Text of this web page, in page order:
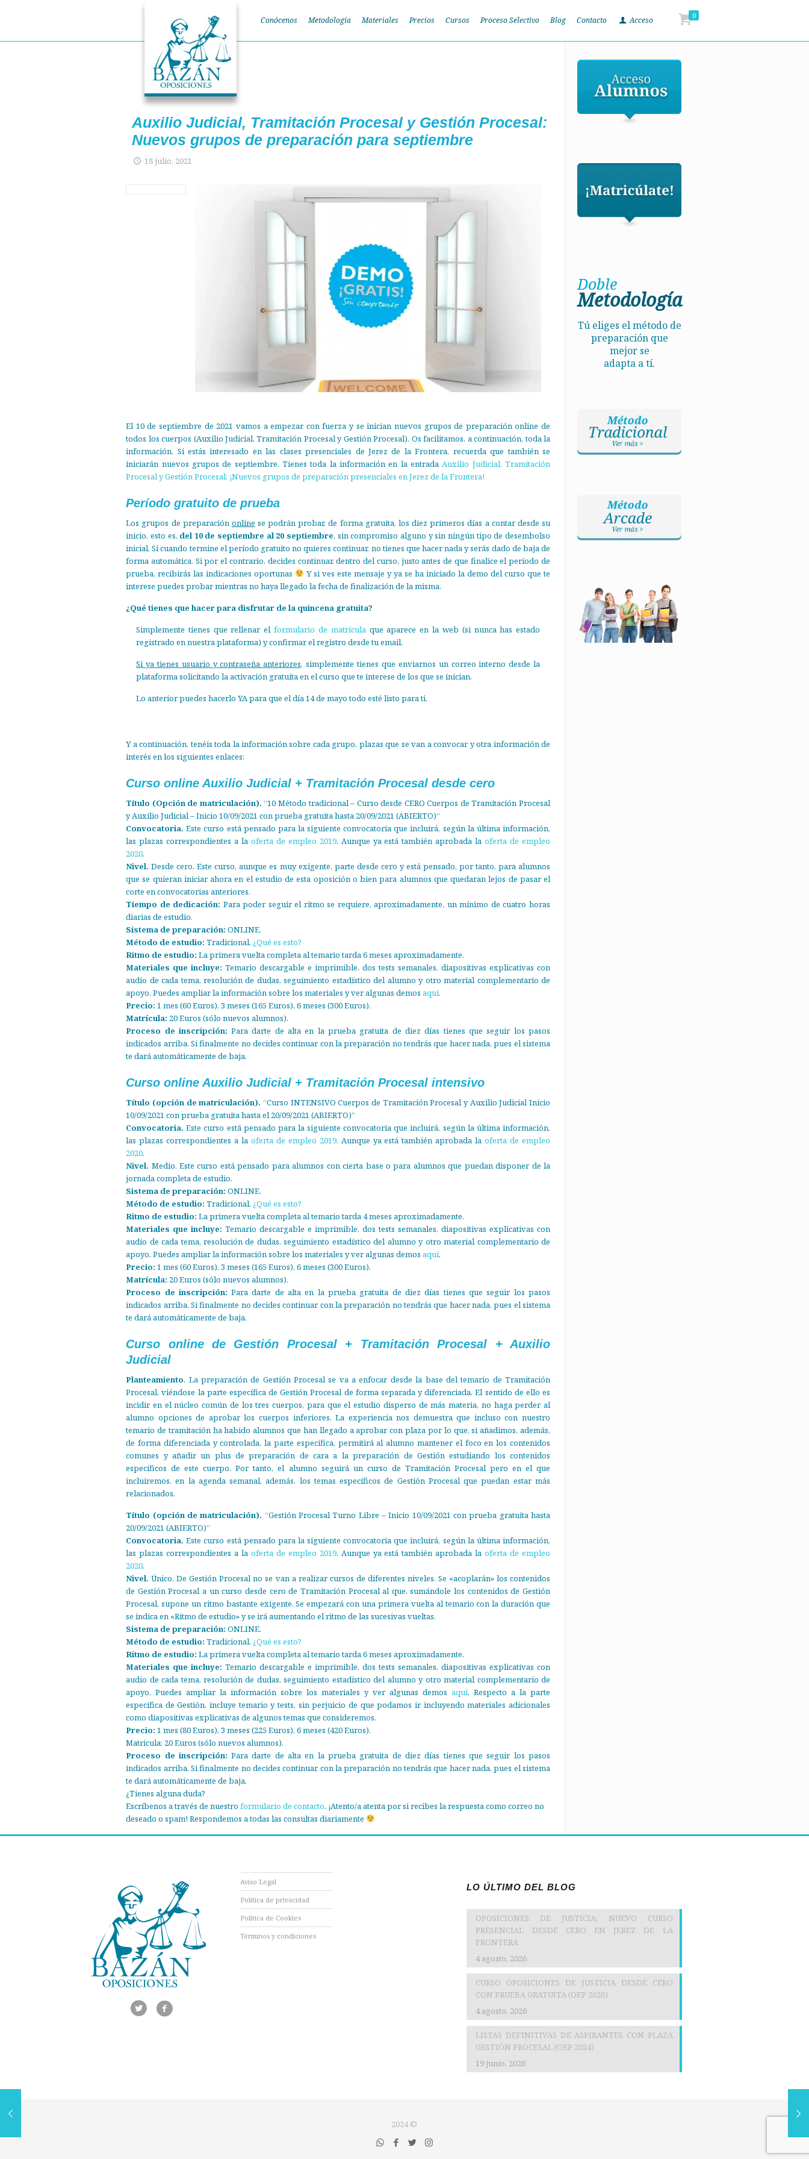
Conócenos Metodología Materiales Precios Cursos Proceso Selectivo Blog Contacto Acceso 0
Auxilio Judicial, Tramitación Procesal y Gestión Procesal:
Nuevos grupos de preparación para septiembre
18 julio, 2021
El 10 de septiembre de 2021 vamos a empezar con fuerza y se inician nuevos grupos de preparación online de
todos los cuerpos (Auxilio Judicial, Tramitación Procesal y Gestión Procesal). Os facilitamos, a continuación, toda la
información. Si estás interesado en las clases presenciales de Jerez de la Frontera, recuerda que también se
iniciarán nuevos grupos de septiembre. Tienes toda la información en la entradaAuxilio Judicial, Tramitación
Procesal y Gestión Procesal: ¡Nuevos grupos de preparación presenciales en Jerez de la Frontera!
Período gratuito de prueba
Los grupos de preparación online se podrán probar, de forma gratuita, los diez primeros días a contar desde su
inicio, esto es, del 10 de septiembre al 20 septiembre, sin compromiso alguno y sin ningún tipo de desembolso
inicial. Si cuando termine el período gratuito no quieres continuar, no tienes que hacer nada y serás dado de baja de
forma automática. Si por el contrario, decides continuar, dentro del curso, justo antes de que finalice el período de
prueba, recibirás las indicaciones oportunas
Y si ves este mensaje y ya se ha iniciado la demo del curso que te
interese puedes probar mientras no haya llegado la fecha de finalización de la misma.
¿Qué tienes que hacer para disfrutar de la quincena gratuita?
Simplemente tienes que rellenar elformulario de matrículaque aparece en la web (si nunca has estado
registrado en nuestra plataforma) y confirmar el registro desde tu email.
Si ya tienes usuario y contraseña anteriores, simplemente tienes que enviarnos un correo interno desde la
plataforma solicitando la activación gratuita en el curso que te interese de los que se inician.
Lo anterior puedes hacerlo YA para que el día 14 de mayo todo esté listo para ti.
Y a continuación, tenéis toda la información sobre cada grupo, plazas que se van a convocar y otra información de
interés en los siguientes enlaces:
Curso online Auxilio Judicial + Tramitación Procesal desde cero
Título (Opción de matriculación). “10 Método tradicional – Curso desde CERO Cuerpos de Tramitación Procesal
y Auxilio Judicial – Inicio 10/09/2021 con prueba gratuita hasta 20/09/2021 (ABIERTO)“
Convocatoria. Este curso está pensado para la siguiente convocatoria que incluirá, según la última información,
las plazas correspondientes a la oferta de empleo 2019. Aunque ya está también aprobada laoferta de empleo
2020.
Nivel. Desde cero. Este curso, aunque es muy exigente, parte desde cero y está pensado, por tanto, para alumnos
que se quieran iniciar ahora en el estudio de esta oposición o bien para alumnos que quedaran lejos de pasar el
corte en convocatorias anteriores.
Tiempo de dedicación: Para poder seguir el ritmo se requiere, aproximadamente, un mínimo de cuatro horas
diarias de estudio.
Sistema de preparación: ONLINE.
Método de estudio: Tradicional. ¿Qué es esto?
Ritmo de estudio: La primera vuelta completa al temario tarda 6 meses aproximadamente.
Materiales que incluye: Temario descargable e imprimible, dos tests semanales, diapositivas explicativas con
audio de cada tema, resolución de dudas, seguimiento estadístico del alumno y otro material complementario de
apoyo. Puedes ampliar la información sobre los materiales y ver algunas demosaquí.
Precio: 1 mes (60 Euros), 3 meses (165 Euros), 6 meses (300 Euros).
Matrícula: 20 Euros (sólo nuevos alumnos).
Proceso de inscripción: Para darte de alta en la prueba gratuita de diez días tienes que seguir los pasos
indicados arriba. Si finalmente no decides continuar con la preparación no tendrás que hacer nada, pues el sistema
te dará automáticamente de baja.
Curso online Auxilio Judicial + Tramitación Procesal intensivo
Título (opción de matriculación). “Curso INTENSIVO Cuerpos de Tramitación Procesal y Auxilio Judicial Inicio
10/09/2021 con prueba gratuita hasta el 20/09/2021 (ABIERTO)”
Convocatoria. Este curso está pensado para la siguiente convocatoria que incluirá, según la última información,
las plazas correspondientes a la oferta de empleo 2019. Aunque ya está también aprobada laoferta de empleo
2020.
Nivel. Medio. Este curso está pensado para alumnos con cierta base o para alumnos que puedan disponer de la
jornada completa de estudio.
Sistema de preparación: ONLINE.
Método de estudio: Tradicional. ¿Qué es esto?
Ritmo de estudio: La primera vuelta completa al temario tarda 4 meses aproximadamente.
Materiales que incluye: Temario descargable e imprimible, dos tests semanales, diapositivas explicativas con
audio de cada tema, resolución de dudas, seguimiento estadístico del alumno y otro material complementario de
apoyo. Puedes ampliar la información sobre los materiales y ver algunas demosaquí.
Precio: 1 mes (60 Euros), 3 meses (165 Euros), 6 meses (300 Euros).
Matrícula: 20 Euros (sólo nuevos alumnos).
Proceso de inscripción: Para darte de alta en la prueba gratuita de diez días tienes que seguir los pasos
indicados arriba. Si finalmente no decides continuar con la preparación no tendrás que hacer nada, pues el sistema
te dará automáticamente de baja.
Curso online de Gestión Procesal + Tramitación Procesal + Auxilio
Judicial
Planteamiento. La preparación de Gestión Procesal se va a enfocar desde la base del temario de Tramitación
Procesal, viéndose la parte específica de Gestión Procesal de forma separada y diferenciada. El sentido de ello es
incidir en el núcleo común de los tres cuerpos, para que el estudio disperso de más materia, no haga perder al
alumno opciones de aprobar los cuerpos inferiores. La experiencia nos demuestra que incluso con nuestro
temario de tramitación ha habido alumnos que han llegado a aprobar con plaza por lo que, si añadimos, además,
de forma diferenciada y controlada, la parte específica, permitirá al alumno mantener el foco en los contenidos
comunes y añadir un plus de preparación de cara a la preparación de Gestión estudiando los contenidos
específicos de este cuerpo. Por tanto, el alumno seguirá un curso de Tramitación Procesal pero en el que
incluiremos, en la agenda semanal, además, los temas específicos de Gestión Procesal que puedan estar más
relacionados.
Título (opción de matriculación). “Gestión Procesal Turno Libre – Inicio 10/09/2021 con prueba gratuita hasta
20/09/2021 (ABIERTO)”
Convocatoria. Este curso está pensado para la siguiente convocatoria que incluirá, según la última información,
las plazas correspondientes a la oferta de empleo 2019. Aunque ya está también aprobada laoferta de empleo
2020.
Nivel. Único. De Gestión Procesal no se van a realizar cursos de diferentes niveles. Se «acoplarán» los contenidos
de Gestión Procesal a un curso desde cero de Tramitación Procesal al que, sumándole los contenidos de Gestión
Procesal, supone un ritmo bastante exigente. Se empezará con una primera vuelta al temario con la duración que
se indica en «Ritmo de estudio» y se irá aumentando el ritmo de las sucesivas vueltas.
Sistema de preparación: ONLINE.
Método de estudio: Tradicional. ¿Qué es esto?
Ritmo de estudio: La primera vuelta completa al temario tarda 6 meses aproximadamente.
Materiales que incluye: Temario descargable e imprimible, dos tests semanales, diapositivas explicativas con
audio de cada tema, resolución de dudas, seguimiento estadístico del alumno y otro material complementario de
apoyo. Puedes ampliar la información sobre los materiales y ver algunas demosaquí. Respecto a la parte
específica de Gestión, incluye temario y tests, sin perjuicio de que podamos ir incluyendo materiales adicionales
como diapositivas explicativas de algunos temas que consideremos.
Precio: 1 mes (80 Euros), 3 meses (225 Euros), 6 meses (420 Euros).
Matrícula: 20 Euros (sólo nuevos alumnos).
Proceso de inscripción: Para darte de alta en la prueba gratuita de diez días tienes que seguir los pasos
indicados arriba. Si finalmente no decides continuar con la preparación no tendrás que hacer nada, pues el sistema
te dará automáticamente de baja.
¿Tienes alguna duda?
Escríbenos a través de nuestroformulario de contacto. ¡Atento/a atenta por si recibes la respuesta como correo no
deseado o spam! Respondemos a todas las consultas diariamente
Doble
Metodología
Tú eliges el método de
preparación que
mejor se
adapta a tí.
Aviso Legal
Política de privacidad
Política de Cookies
Términos y condiciones
LO ÚLTIMO DEL BLOG
OPOSICIONES DE JUSTICIA: NUEVO CURSO
PRESENCIAL DESDE CERO EN JEREZ DE LA
FRONTERA
4 agosto, 2026
CURSO OPOSICIONES DE JUSTICIA DESDE CERO
CON PRUEBA GRATUITA (OEP 2026)
4 agosto, 2026
LISTAS DEFINITIVAS DE ASPIRANTES CON PLAZA
GESTIÓN PROCESAL (OEP 2024)
19 junio, 2026
2024 ©